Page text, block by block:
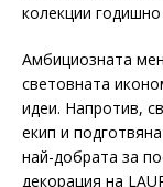
колекции
Амбициозната
световната
идеи. Напротив,
екип и
най-добрата за
декорация на